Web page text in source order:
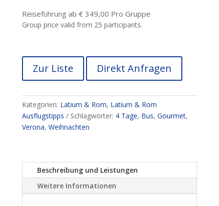
Reiseführung ab € 349,00 Pro Gruppe
Group price valid from 25 participants.
Zur Liste Direkt Anfragen
Kategorien: Latium & Rom, Latium & Rom
Ausflugstipps
Schlagwörter: 4 Tage, Bus, Gourmet,
Verona, Weihnachten
Beschreibung und Leistungen
Weitere Informationen